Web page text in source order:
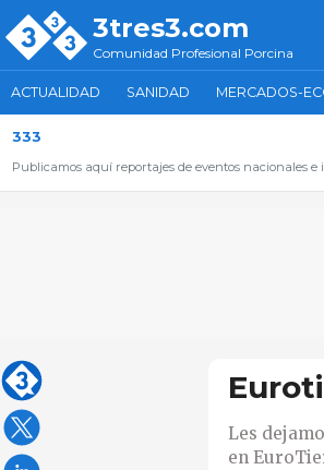
3tres3.com
Comunidad Profesional Porcina
ACTUALIDAD SANIDAD MERCADOS-
333
Publicamos aquí reportajes de eventos nacionales
Les
en